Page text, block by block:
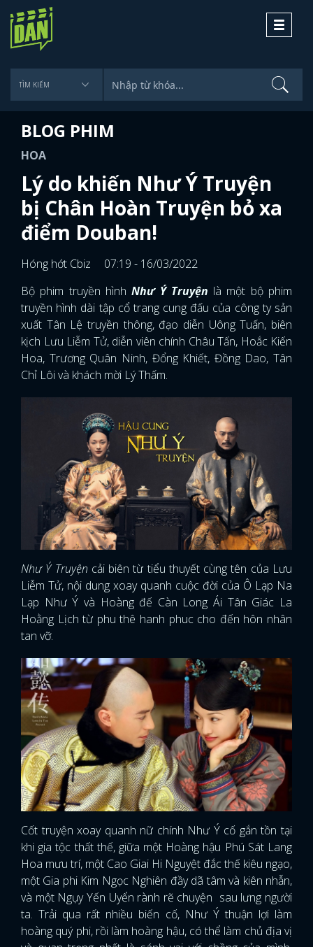
Toggle
BLOG PHIM
HOA
Lý do khiến Như Ý Truyện
bị Chân Hoàn Truyện bỏ xa
điểm Douban!
Hóng hớt Cbiz
07:19 - 16/03/2022
Bộ phim truyền hình Như Ý Truyện là một bộ phim
truyền hình dài tập cổ trang cung đấu của công ty sản
xuất Tân Lệ truyền thông, đạo diễn Uông Tuấn, biên
kịch Lưu Liễm Tử, diễn viên chính Châu Tấn, Hoắc Kiến
Hoa, Trương Quân Ninh, Đổng Khiết, Đồng Dao, Tân
Chỉ Lôi và khách mời Lý Thấm.
Như Ý Truyện cải biên từ tiểu thuyết cùng tên của Lưu
Liễm Tử, nội dung xoay quanh cuộc đời của Ô Lạp Na
Lạp Như Ý và Hoàng đế Càn Long Ái Tân Giác La
Hoằng Lịch từ phu thê hanh phuc cho đến hôn nhân
tan vỡ.
Cốt truyện xoay quanh nữ chính Như Ý cố gắn tồn tại
khi gia tộc thất thế, giữa một Hoàng hậu Phú Sát Lang
Hoa mưu trí, một Cao Giai Hi Nguyệt đắc thế kiêu ngạo,
một Gia phi Kim Ngọc Nghiên đầy dã tâm và kiên nhẫn,
và một Ngụy Yến Uyển rành rẽ chuyện sau lưng người
ta. Trải qua rất nhiều biến cố, Như Ý thuận lợi làm
hoàng quý phi, rồi làm hoàng hậu, có thể làm chủ địa vị